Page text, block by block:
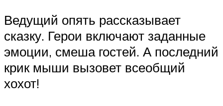
Ведущий опять рассказывает
сказку. Герои включают заданные
эмоции, смеша гостей. А последний
крик мыши вызовет всеобщий
хохот!